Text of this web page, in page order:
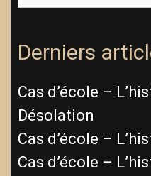
Derniers
Cas d’école –
Désolation
Cas d’école –
Cas d’école –